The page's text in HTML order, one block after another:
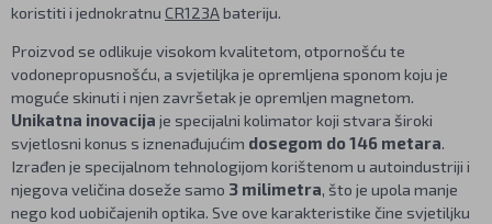
koristiti i jednokratnu CR123Abateriju.
Proizvod se odlikuje visokom kvalitetom, otpornošću te
vodonepropusnošću, a svjetiljka je opremljena sponom koju je
moguće skinuti i njen završetak je opremljen magnetom.
Unikatna inovacija je specijalni kolimator koji stvara široki
svjetlosni konus s iznenađujućim dosegom do 146 metara.
Izrađen je specijalnom tehnologijom korištenom u autoindustriji i
njegova veličina doseže samo 3 milimetra, što je upola manje
nego kod uobičajenih optika. Sve ove karakteristike čine svjetiljku